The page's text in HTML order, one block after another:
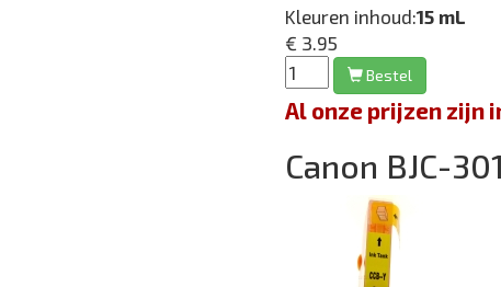
Kleuren inhoud:15 mL
€ 3.95
Bestel
Al onze prijzen zijn
Canon BJC-